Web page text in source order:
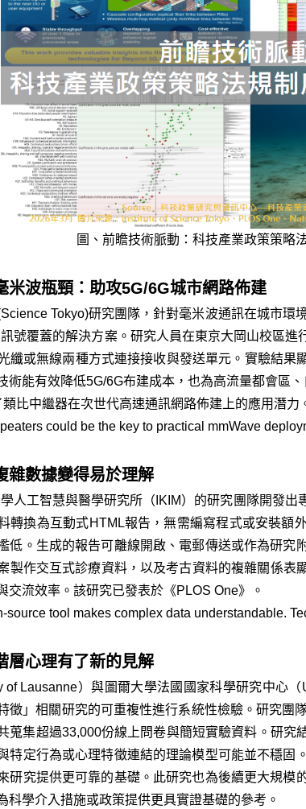
圖、前瞻技術脈動：科技產業政策策略
米波瓶頸：助攻5G/6G城市網路佈建
Tokyo)研究團隊，針對毫米波通訊在城市
號覆蓋的解決方案。研究人員在東京大岡山校區
纖或無線兩種方式連接接收與發送單元。實驗結果
術能有效降低5G/6G布建成本，也為高流量都會區
比中繼器在次世代高速通訊網路佈建上的應用潛力
could be the key to practical mmWave
雜數據變得易於理解
人工智慧與醫學研究所（IKIM）的研究團隊開發出
轉換為互動式HTML報告，無需編寫程式或安裝額
低。生成的報告可離線開啟、電郵傳送或作為研究
製作交互式診療資料，以及考古資料的複雜關係表
交流效率。該研究已發表於《PLOS One》。
source tool makes complex data understandable.
層心理有了新的見解
of Lausanne）與圖爾大學法國國家科學研究中心
徵」相關研究的可重複性進行系統性檢驗。研究團
蒐集超過33,000份線上問卷與簡短實驗資料。研究
特定行為或心理特徵連結的理論模型可能並不穩固
研究提供更可靠的基礎。此研究也為後續更大規模
科學介入措施或政策提供更具實證基礎的參考。